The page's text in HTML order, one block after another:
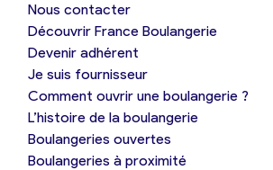
Je suis boulanger
Je découvre France Boulangerie
Mes tarifs
Nous contacter
Découvrir France Boulangerie
Devenir adhérent
Je suis fournisseur
Comment ouvrir une boulangerie ?
L’histoire de la boulangerie
Boulangeries ouvertes
Boulangeries à proximité